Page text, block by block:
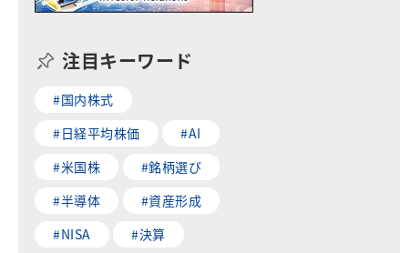
注目キーワード
#国内株式
#日経平均株価
#AI
#米国株
#銘柄選び
#半導体
#資産形成
#NISA
#決算